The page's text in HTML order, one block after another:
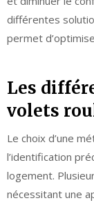
différentes
permet
Les
volets
Le choix d’une
l’identification
logement.
nécessitant une